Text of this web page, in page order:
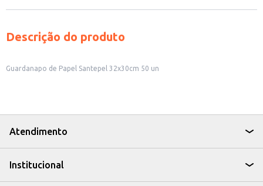
Descrição do produto
Guardanapo de Papel Santepel 32x30cm 50 un
Atendimento
Institucional